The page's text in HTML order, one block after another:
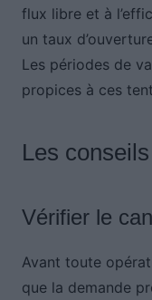
flux libre et à
un taux
Les périodes de
propices à ces
Les
Vérifier le
Avant toute
que la demande